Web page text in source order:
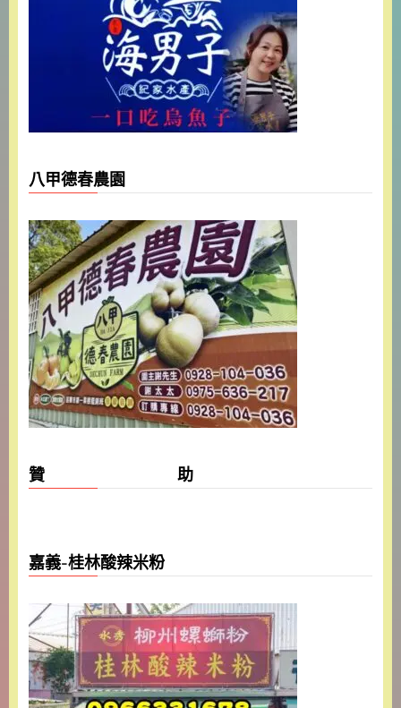
八甲德春農園
贊 助
嘉義-桂林酸辣米粉